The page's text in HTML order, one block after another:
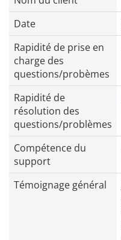
Date
Rapidité de prise en
charge des
questions/probèmes
Rapidité de
résolution des
questions/problèmes
Compétence du
support
Témoignage général